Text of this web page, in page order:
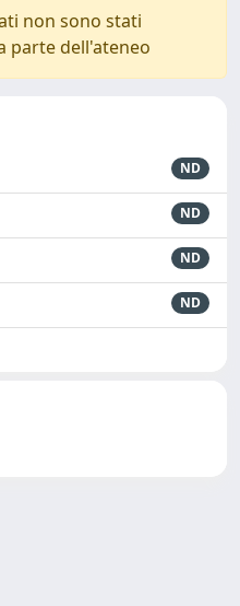
non sono stati
parte dell'ateneo
ND
ND
ND
ND